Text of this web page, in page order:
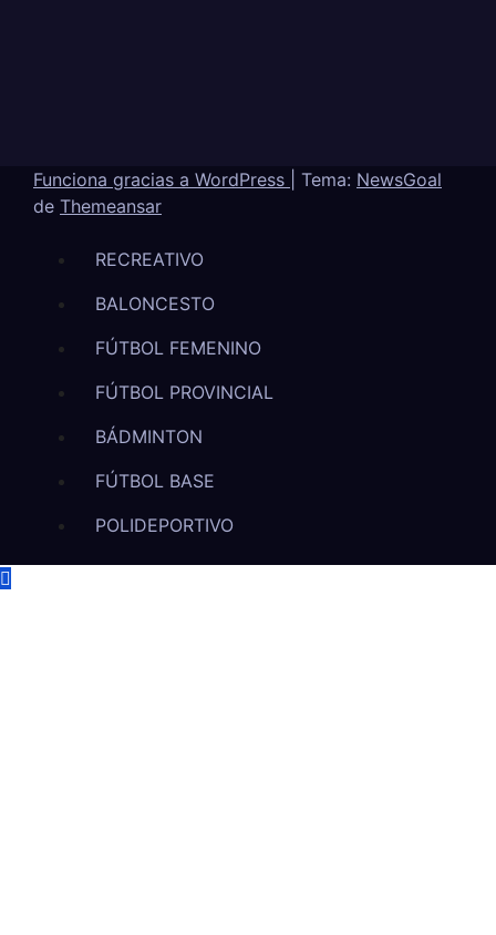
Funciona gracias a WordPress Tema: NewsGoal
de Themeansar
RECREATIVO
BALONCESTO
FÚTBOL FEMENINO
FÚTBOL PROVINCIAL
BÁDMINTON
FÚTBOL BASE
POLIDEPORTIVO